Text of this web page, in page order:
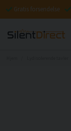
Gratis forsendelse